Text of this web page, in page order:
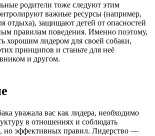
родители тоже следуют этим
важные ресурсы (например,
отдыха), защищают детей от опасностей
правилам поведения. Именно поэтому,
хорошим лидером для своей собаки,
принципов и станьте для неё
и другом.
уважала вас как лидера, необходимо
в отношениях и соблюдать
но эффективных правил. Лидерство —